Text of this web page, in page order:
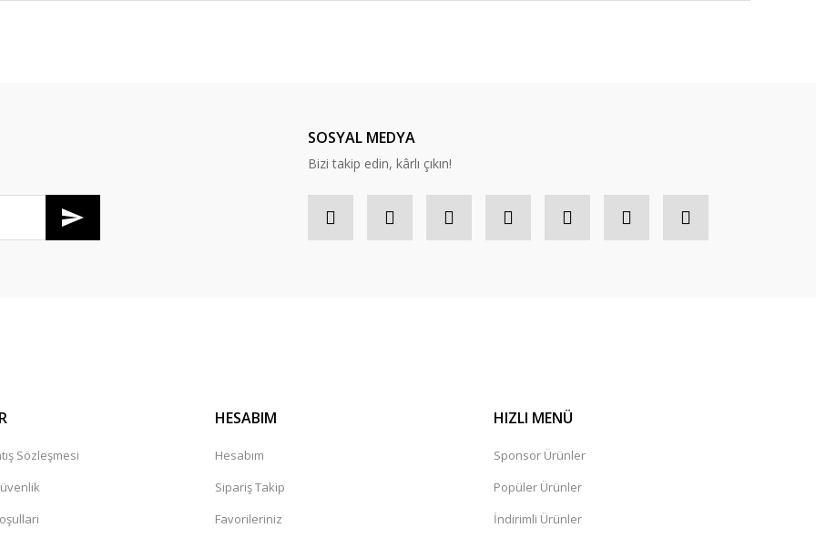
SOSYAL MEDYA
Bizi takip edin, kârlı çıkın!
Sözleşmesi
HESABIM
Hesabım
Sipariş Takip
Favorileriniz
HIZLI MENÜ
Sponsor Ürünler
Popüler Ürünler
İndirimli Ürünler